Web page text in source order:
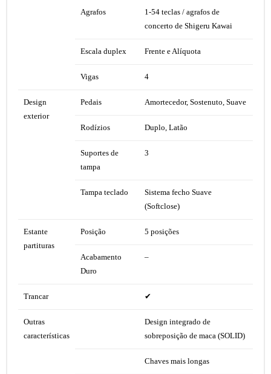
Agrafos
1-54 teclas / agrafos de
concerto de Shigeru Kawai
Escala duplex Frente e Alíquota
Vigas 4
Design
exterior
Pedais Amortecedor, Sostenuto, Suave
Rodízios Duplo, Latão
Suportes de
tampa
3
Tampa teclado
Sistema fecho Suave
(Softclose)
Estante
partituras
Posição 5 posições
Acabamento
Duro
–
Trancar ✔
Outras
características
Design integrado de
sobreposição de maca (SOLID)
Chaves mais longas